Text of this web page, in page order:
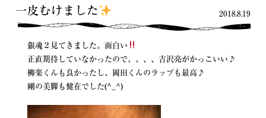
一皮むけました 2018.8.19
銀魂２見てきました。面白い
正直期待していなかったので、、、、吉沢亮がかっこいい♪
柳楽くんも良かったし、岡田くんのラップも最高♪
剛の美脚も健在でした(^_^)